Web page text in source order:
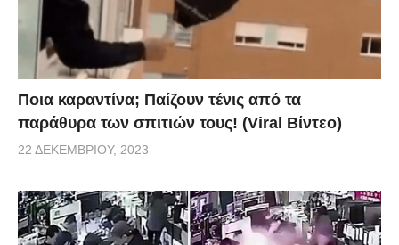
Ποια καραντίνα; Παίζουν τένις από τα
παράθυρα των σπιτιών τους! (Viral Βίντεο)
22 ΔΕΚΕΜΒΡΊΟΥ, 2023